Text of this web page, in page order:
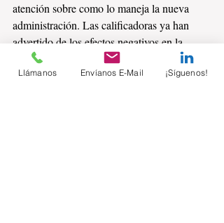
atención sobre como lo maneja la nueva
administración. Las calificadoras ya han
advertido de los efectos negativos en la
perspectiva en caso de darle para atrás.
Llámanos Envíanos E-Mail ¡Síguenos!